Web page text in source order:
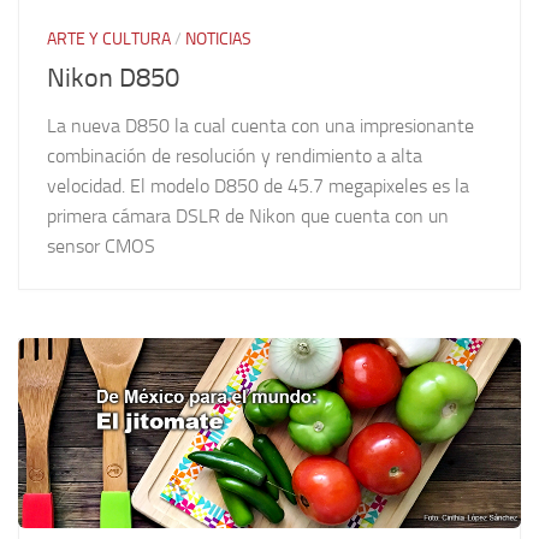
ARTE Y CULTURA/ NOTICIAS
Nikon D850
La nueva D850 la cual cuenta con una impresionante
combinación de resolución y rendimiento a alta
velocidad. El modelo D850 de 45.7 megapixeles es la
primera cámara DSLR de Nikon que cuenta con un
sensor CMOS